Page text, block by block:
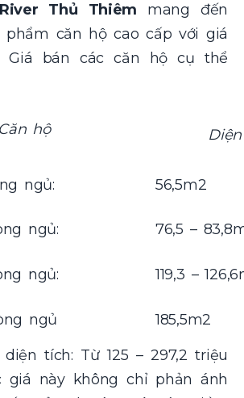
Thủ Thiêm mang đến
phẩm căn hộ cao cấp với giá
Giá bán các căn hộ cụ thể
Căn hộ
ngủ: 56,5m2
ngủ: 76,5 –
ngủ: 119,3 –
ngủ
185,5m2
tích: Từ 125 – 297,2 triệu
giá này không chỉ phản ánh